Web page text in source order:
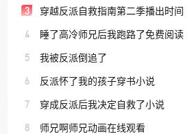
3 穿越反派自救指南第二季播出时间
4 睡了高冷师兄后我跑路了免费阅读
5 我被反派倒追了
6 反派怀了我的孩子穿书小说
7 穿成反派后我决定自救了小说
8 师兄啊师兄动画在线观看